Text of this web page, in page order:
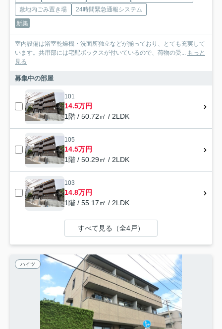
敷地内ごみ置き場
24時間緊急通報システム
新築
室内設備は浴室乾燥機・洗面所独立などが揃っており、とても充実して
います。共用部には宅配ボックスが付いているので、荷物の受...
もっと
見る
募集中の部屋
101
14.5万円
1階 / 50.72㎡ / 2LDK
105
14.5万円
1階 / 50.29㎡ / 2LDK
103
14.8万円
1階 / 55.17㎡ / 2LDK
すべて見る（全4戸）
ハイツ